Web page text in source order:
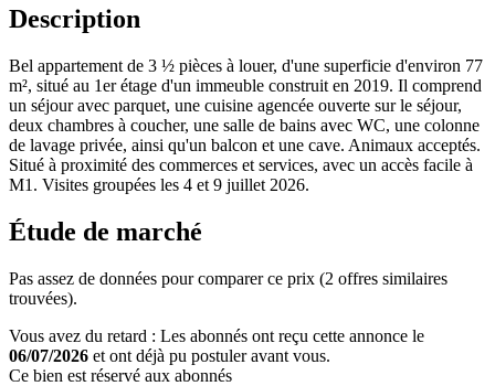
Description
Bel appartement de 3 ½ pièces à louer, d'une superficie d'environ 77
m², situé au 1er étage d'un immeuble construit en 2019. Il comprend
un séjour avec parquet, une cuisine agencée ouverte sur le séjour,
deux chambres à coucher, une salle de bains avec WC, une colonne
de lavage privée, ainsi qu'un balcon et une cave. Animaux acceptés.
Situé à proximité des commerces et services, avec un accès facile à
M1. Visites groupées les 4 et 9 juillet 2026.
Étude de marché
Pas assez de données pour comparer ce prix (2 offres similaires
trouvées).
Vous avez du retard : Les abonnés ont reçu cette annonce le
06/07/2026 et ont déjà pu postuler avant vous.
Ce bien est réservé aux abonnés